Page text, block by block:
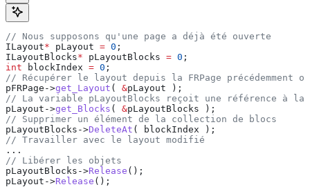
// Nous supposons qu'une page a déjà été ouverte
ILayout* pLayout = 0 ;
ILayoutBlocks* pLayoutBlocks = 0 ;
int blockIndex = 0 ;
// Récupérer le layout depuis la FRPage précédemment
pFRPage ->get_Layout ( &pLayout );
// La variable pLayoutBlocks reçoit une référence à
pLayout ->get_Blocks ( &pLayoutBlocks );
// Supprimer un élément de la collection de blocs
pLayoutBlocks ->DeleteAt ( blockIndex );
// Travailler avec le layout modifié
...
// Libérer les objets
pLayoutBlocks ->Release ();
pLayout ->Release ();